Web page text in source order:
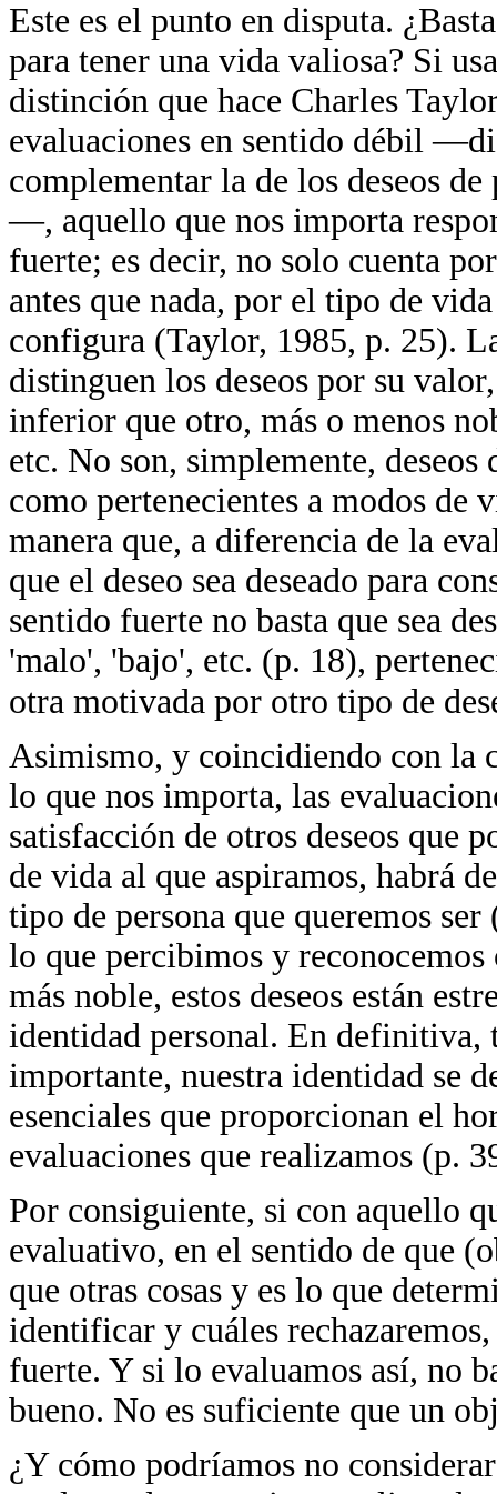
Este es el punto en disputa.
para tener una vida valiosa? Si
distinción que hace Charles
evaluaciones en sentido débil
complementar la de los deseos
—, aquello que nos importa
fuerte; es decir, no solo cuenta
antes que nada, por el tipo de
configura (Taylor, 1985, p. 25).
distinguen los deseos por su
inferior que otro, más o menos
etc. No son, simplemente,
como pertenecientes a modos de
manera que, a diferencia de la
que el deseo sea deseado para
sentido fuerte no basta que sea
'malo', 'bajo', etc. (p. 18),
otra motivada por otro tipo de
Asimismo, y coincidiendo con la
lo que nos importa, las
satisfacción de otros deseos que
de vida al que aspiramos, habrá
tipo de persona que queremos
lo que percibimos y
más noble, estos deseos están
identidad personal. En definitiva,
importante, nuestra identidad se
esenciales que proporcionan el
evaluaciones que realizamos (p.
Por consiguiente, si con aquello
evaluativo, en el sentido de que
que otras cosas y es lo que
identificar y cuáles
fuerte. Y si lo evaluamos así, no
bueno. No es suficiente que un
¿Y cómo podríamos no